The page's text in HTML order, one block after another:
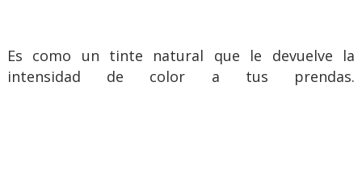
Es como un tinte natural que le devuelve la
intensidad de color a tus prendas.